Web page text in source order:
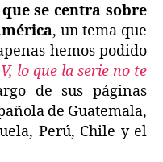
se centra sobre
, un tema que
hemos podido
lo que la serie no te
de sus páginas
de Guatemala,
Perú, Chile y el